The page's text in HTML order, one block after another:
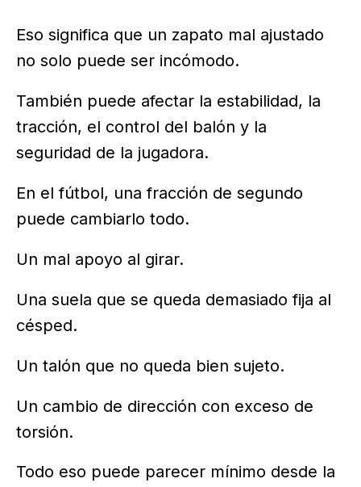
Eso significa que un zapato mal ajustado
no solo puede ser incómodo.
También puede afectar la estabilidad, la
tracción, el control del balón y la
seguridad de la jugadora.
En el fútbol, una fracción de segundo
puede cambiarlo todo.
Un mal apoyo al girar.
Una suela que se queda demasiado fija al
césped.
Un talón que no queda bien sujeto.
Un cambio de dirección con exceso de
torsión.
Todo eso puede parecer mínimo desde la